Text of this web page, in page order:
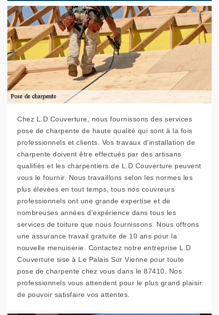
Chez L.D Couverture, nous fournissons des services
pose de charpente de haute qualité qui sont à la fois
professionnels et clients. Vos travaux d’installation de
charpente doivent être effectués par des artisans
qualifiés et les charpentiers de L.D Couverture peuvent
vous le fournir. Nous travaillons selon les normes les
plus élevées en tout temps, tous nos couvreurs
professionnels ont une grande expertise et de
nombreuses années d'expérience dans tous les
services de toiture que nous fournissons. Nous offrons
une assurance travail gratuite de 10 ans pour la
nouvelle menuiserie. Contactez notre entreprise L.D
Couverture sise à Le Palais Sur Vienne pour toute
pose de charpente chez vous dans le 87410. Nos
professionnels vous attendent pour le plus grand plaisir
de pouvoir satisfaire vos attentes.